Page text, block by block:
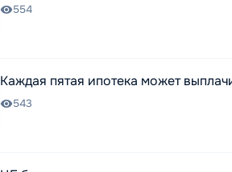
554
Каждая пятая ипотека может
543